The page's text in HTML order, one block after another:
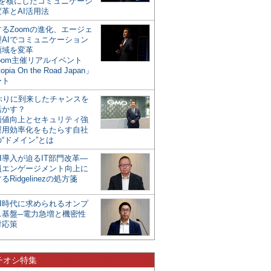
革とAI活用法
Zoomの進化、エージェ
でコミュニケーション
域を変革
主催リアルイベント
On the Road Japan」
りに到来したチャンスを
す？
値向上とセキュリティ強
効率化をもたらす自社
ドメイン”とは
導入が迫るIT部門改革―
ンゲージメント向上に
Ridgelinezの処方箋
代に求められるオンプ
基盤─電力急増と機密性
応策
オシ特集